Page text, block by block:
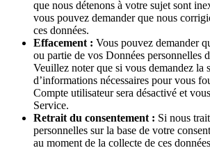
que nous détenons à votre sujet sont
vous pouvez demander que nous
ces données.
Effacement : Vous pouvez demander
ou partie de vos Données personnelles
Veuillez noter que si vous demandez la
d’informations nécessaires pour vous
Compte utilisateur sera désactivé et
Service.
Retrait du consentement : Si nous
personnelles sur la base de votre
au moment de la collecte de ces